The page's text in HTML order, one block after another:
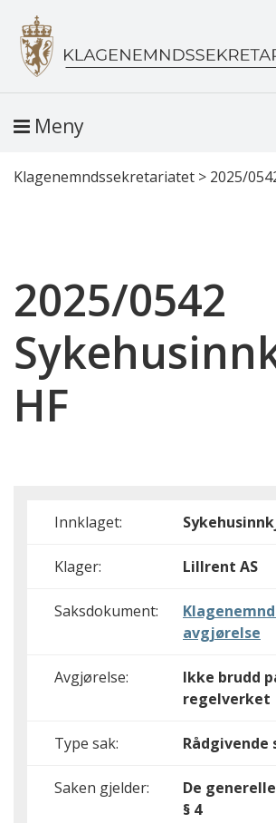
Meny
Klagenemndssekretariatet > 2025/
2025/0542
HF
Innklaget:
Klager: Lillrent AS
Saksdokument:
avgjørelse
Avgjørelse:
Ikke brudd
regelverket
Type sak: Rådgivende
Saken gjelder:
De
§ 4